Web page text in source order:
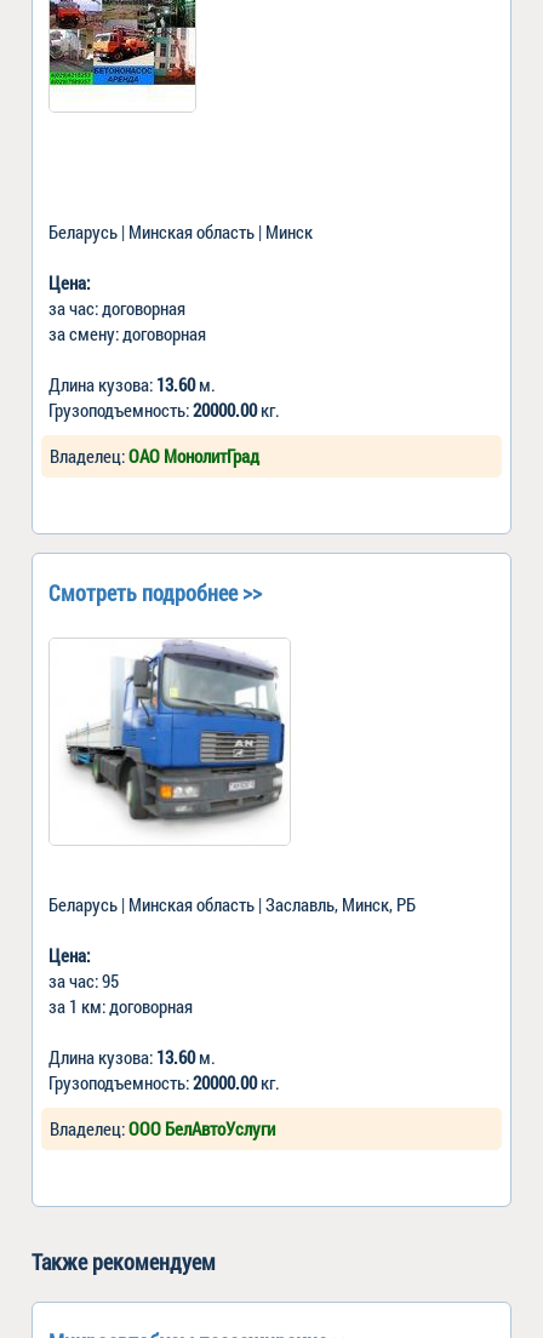
Беларусь | Минская область | Минск
Цена:
за час: договорная
за смену: договорная
Длина кузова: 13.60м.
Грузоподъемность:20000.00кг.
Владелец:ОАО МонолитГрад
Смотреть подробнее >>
Беларусь | Минская область | Заславль, Минск, РБ
Цена:
за час: 95
за 1 км: договорная
Длина кузова: 13.60м.
Грузоподъемность:20000.00кг.
Владелец:ООО БелАвтоУслуги
Также рекомендуем